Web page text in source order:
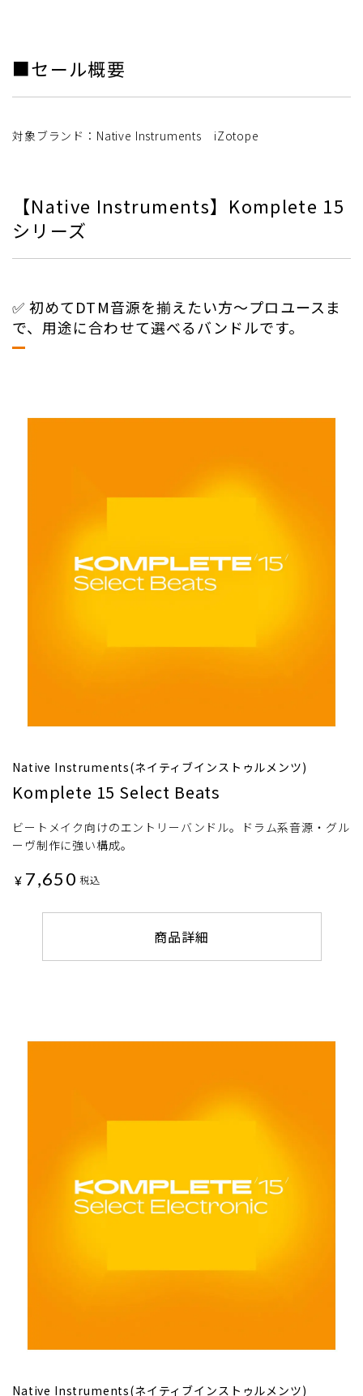
■セール概要
対象ブランド：Native Instruments iZotope
【Native Instruments】Komplete 15
シリーズ
✅ 初めてDTM音源を揃えたい方〜プロユースま
で、用途に合わせて選べるバンドルです。
Native Instruments(ネイティブインストゥルメンツ)
Komplete 15 Select Beats
ビートメイク向けのエントリーバンドル。ドラム系音源・グル
ーヴ制作に強い構成。
¥ 7,650 税込
商品詳細
Native Instruments(ネイティブインストゥルメンツ)